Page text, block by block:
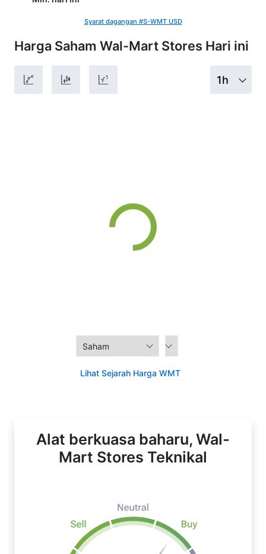
Harga Saham Wal-Mart Stores Hari ini
1h
Lihat Sejarah Harga WMT
Syarat dagangan #S-WMT USD
Alat berkuasa baharu, Wal-
Mart Stores Teknikal